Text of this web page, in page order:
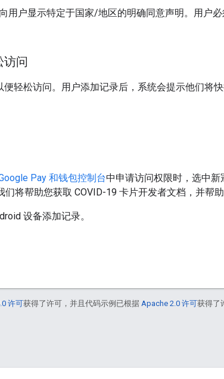
用户显示特定于国家/地区的明确同意声明。用户
访问
轻松访问。用户添加记录后，系统会提示他们将
Pay 和钱包控制台中申请访问权限时，选中
们将帮助您获取 COVID-19 卡片开发者文档，并帮助
设备添加记录。
许可获得了许可，并且代码示例已根据 Apache 2.0 许可获得了